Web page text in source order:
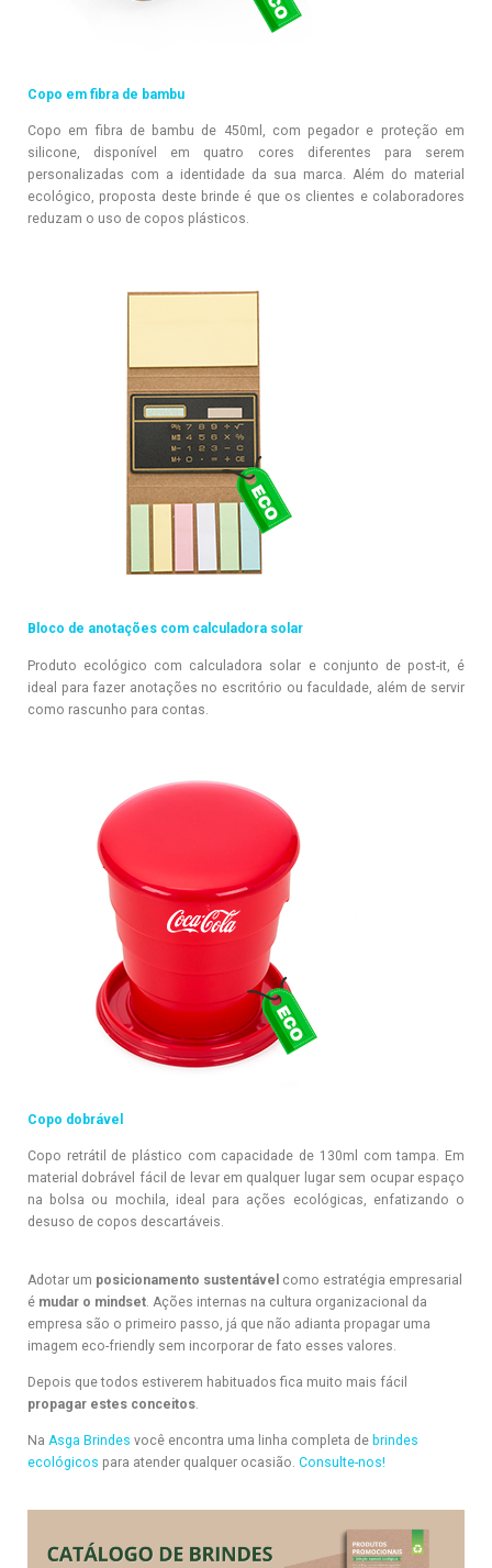
Copo em fibra de bambu
Copo em fibra de bambu de 450ml, com pegador e proteção em
silicone, disponível em quatro cores diferentes para serem
personalizadas com a identidade da sua marca. Além do material
ecológico, proposta deste brinde é que os clientes e colaboradores
reduzam o uso de copos plásticos.
Bloco de anotações com calculadora solar
Produto ecológico com calculadora solar e conjunto de post-it, é
ideal para fazer anotações no escritório ou faculdade, além de servir
como rascunho para contas.
Copo dobrável
Copo retrátil de plástico com capacidade de 130ml com tampa. Em
material dobrável fácil de levar em qualquer lugar sem ocupar espaço
na bolsa ou mochila, ideal para ações ecológicas, enfatizando o
desuso de copos descartáveis.
Adotar um posicionamento sustentável como estratégia empresarial
é mudar o mindset. Ações internas na cultura organizacional da
empresa são o primeiro passo, já que não adianta propagar uma
imagem eco-friendly sem incorporar de fato esses valores.
Depois que todos estiverem habituados fica muito mais fácil
propagar estes conceitos.
Na Asga Brindes você encontra uma linha completa de brindes
ecológicos para atender qualquer ocasião. Consulte-nos!